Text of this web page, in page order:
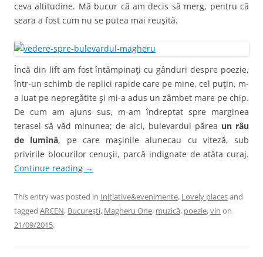
ceva altitudine. Mă bucur că am decis să merg, pentru că
seara a fost cum nu se putea mai reuşită.
Încă din lift am fost întâmpinaţi cu gânduri despre poezie,
într-un schimb de replici rapide care pe mine, cel puţin, m-
a luat pe nepregătite şi mi-a adus un zâmbet mare pe chip.
De cum am ajuns sus, m-am îndreptat spre marginea
terasei să văd minunea; de aici, bulevardul părea un râu
de lumină, pe care maşinile alunecau cu viteză, sub
privirile blocurilor cenuşii, parcă indignate de atâta curaj.
Continue reading →
This entry was posted in Iniţiative&evenimente, Lovely placesand
tagged ARCEN, Bucureşti, Magheru One, muzică, poezie,vin on
21/09/2015.